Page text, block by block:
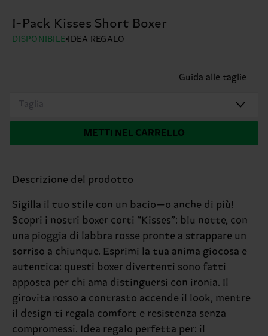
1-Pack Kisses Short Boxer
DISPONIBILE IDEA REGALO
Guida alle taglie
Taglia
METTI NEL CARRELLO
Descrizione del prodotto
Sigilla il tuo stile con un bacio—o anche di più!
Scopri i nostri boxer corti “Kisses”: blu notte, con
una pioggia di labbra rosse pronte a strappare un
sorriso a chiunque. Esprimi la tua anima giocosa e
autentica: questi boxer divertenti sono fatti
apposta per chi ama distinguersi con ironia. Il
girovita rosso a contrasto accende il look, mentre
il design ti regala comfort e resistenza senza
compromessi. Idea regalo perfetta per: il